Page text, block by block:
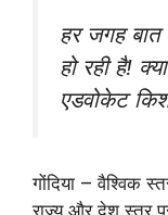
हर जगह बात
हो रही है!
एडवोकेट
गोंदिया – वैश्विक